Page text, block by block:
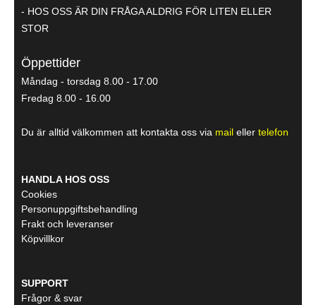
- HOS OSS ÄR DIN FRÅGA ALDRIG FÖR LITEN ELLER
STOR
Öppettider
Måndag - torsdag 8.00 - 17.00
Fredag 8.00 - 16.00
Du är alltid välkommen att kontakta oss via mail eller telefon
HANDLA HOS OSS
Cookies
Personuppgiftsbehandling
Frakt och leveranser
Köpvillkor
SUPPORT
Frågor & svar